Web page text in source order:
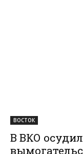
ВОСТОК
В ВКО